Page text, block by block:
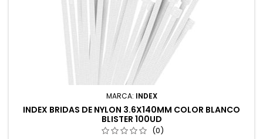
MARCA: INDEX
INDEX BRIDAS DE NYLON 3.6X140MM COLOR BLANCO
BLISTER 100UD
(0)